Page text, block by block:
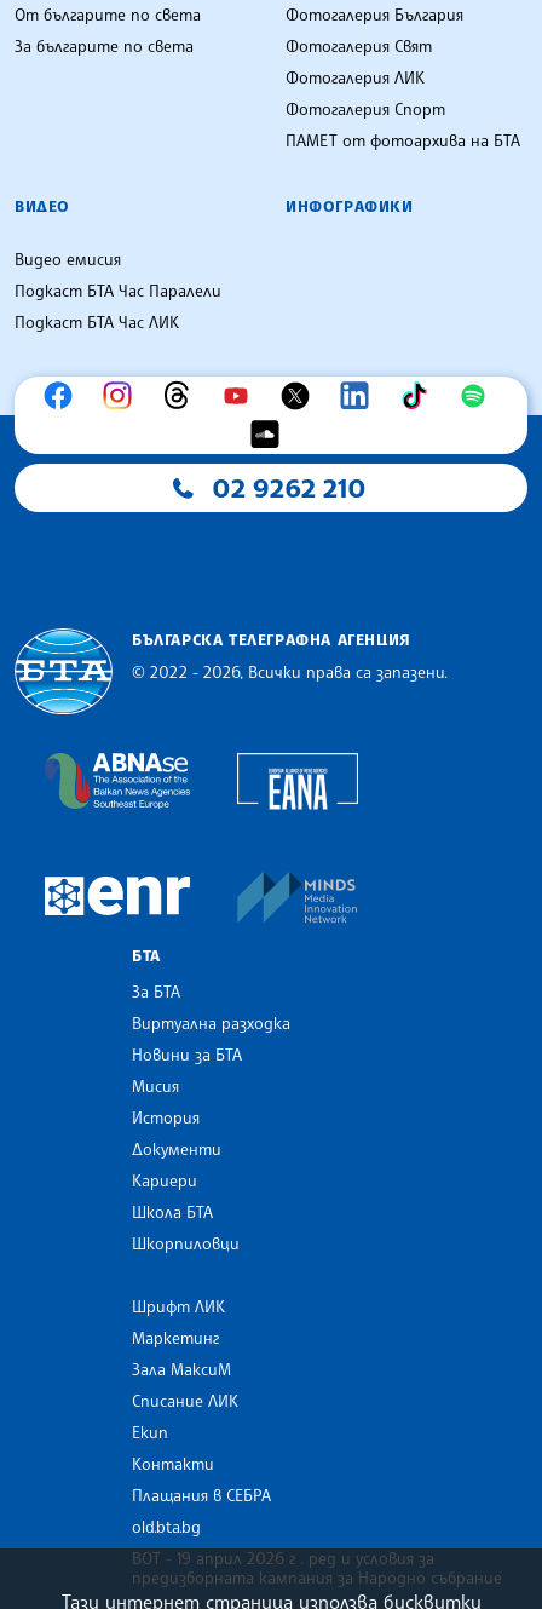
От българите по света
За българите по света
Фотогалерия България
Фотогалерия Свят
Фотогалерия ЛИК
Фотогалерия Спорт
ПАМЕТ от фотоархива на БТА
ВИДЕО
Видео емисия
Подкаст БТА Час Паралели
Подкаст БТА Час ЛИК
ИНФОГРАФИКИ
02 9262 210
БЪЛГАРСКА ТЕЛЕГРАФНА АГЕНЦИЯ
© 2022 - 2026, Всички права са запазени.
The Assocoation of the Balkan News Agencies
European Newsroom
БТА
За БТА
Виртуална разходка
Новини за БТА
Мисия
История
Документи
Кариери
Школа БТА
Шкорпиловци
Шрифт ЛИК
Маркетинг
Зала МаксиМ
Списание ЛИК
Екип
Контакти
Плащания в СЕБРА
old.bta.bg
ВОТ - 19 април 2026 г . ред и условия за
предизборната кампания за Народно събрание
Тази интернет страница използва бисквитки